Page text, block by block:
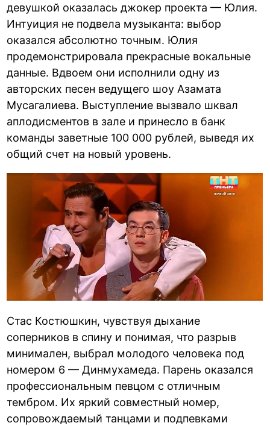
девушкой оказалась джокер проекта — Юлия.
Интуиция не подвела музыканта: выбор
оказался абсолютно точным. Юлия
продемонстрировала прекрасные вокальные
данные. Вдвоем они исполнили одну из
авторских песен ведущего шоу Азамата
Мусагалиева. Выступление вызвало шквал
аплодисментов в зале и принесло в банк
команды заветные 100 000 рублей, выведя их
общий счет на новый уровень.
Стас Костюшкин, чувствуя дыхание
соперников в спину и понимая, что разрыв
минимален, выбрал молодого человека под
номером 6 — Динмухамеда. Парень оказался
профессиональным певцом с отличным
тембром. Их яркий совместный номер,
сопровождаемый танцами и подпевками